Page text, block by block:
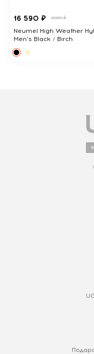
16 590 ₽ 18380 ₽
Neumel High Weather
Men's Black / Birch